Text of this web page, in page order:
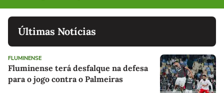
Últimas Notícias
FLUMINENSE
Fluminense terá desfalque na defesa
para o jogo contra o Palmeiras